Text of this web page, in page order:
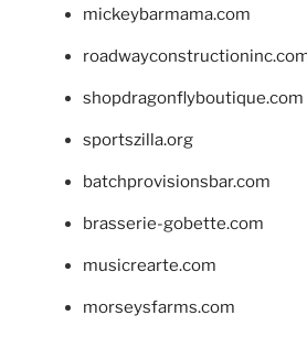
mickeybarmama.com
shopdragonflyboutique.com
sportszilla.org
batchprovisionsbar.com
brasserie-gobette.com
musicrearte.com
morseysfarms.com